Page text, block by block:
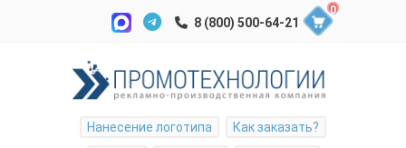
0
Нанесение логотипа
Как заказать?